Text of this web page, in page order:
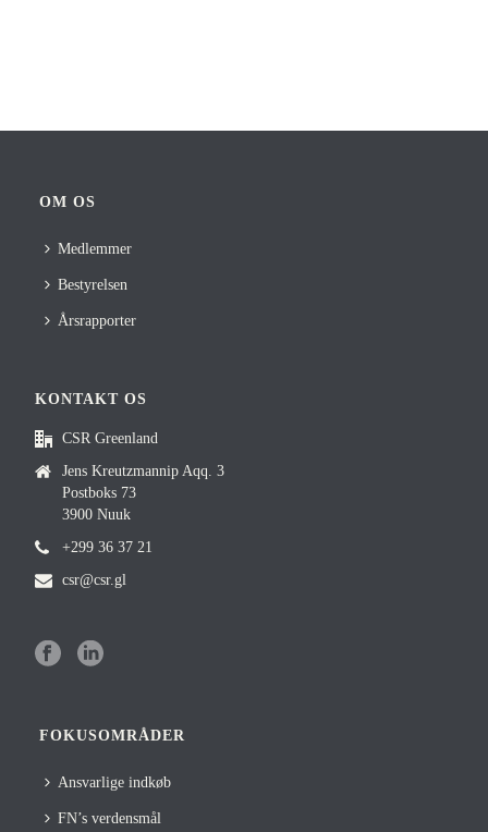
OM OS
Medlemmer
Bestyrelsen
Årsrapporter
KONTAKT OS
CSR Greenland
Jens Kreutzmannip Aqq. 3
Postboks 73
3900 Nuuk
+299 36 37 21
csr@csr.gl
FOKUSOMRÅDER
Ansvarlige indkøb
FN’s verdensmål